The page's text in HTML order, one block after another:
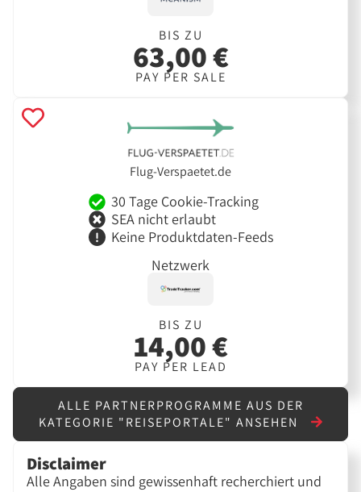
BIS ZU
63,00 €
PAY PER SALE
Flug-Verspaetet.de
30 Tage Cookie-Tracking
SEA nicht erlaubt
Keine Produktdaten-Feeds
Netzwerk
BIS ZU
14,00 €
PAY PER LEAD
ALLE PARTNERPROGRAMME AUS DER
KATEGORIE "REISEPORTALE" ANSEHEN
Disclaimer
Alle Angaben sind gewissenhaft recherchiert und